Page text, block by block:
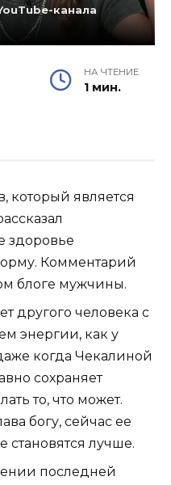
канала
НА ЧТЕНИЕ
1 мин.
который является
здоровье
Комментарий
блоге мужчины.
другого человека с
энергии, как у
когда Чекалиной
сохраняет
то, что может.
богу, сейчас ее
становятся лучше.
последней